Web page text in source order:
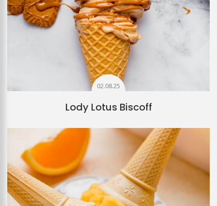
02.08.25
Lody Lotus Biscoff